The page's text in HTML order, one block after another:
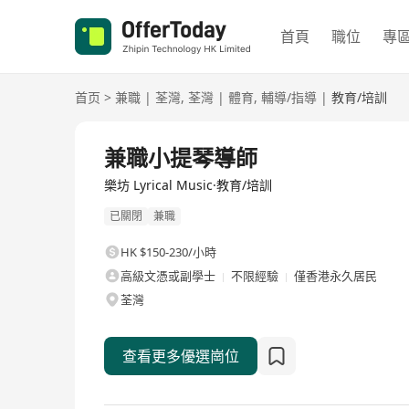
首頁 職位 專
首页 > 兼職 | 荃灣, 荃灣 | 體育, 輔導/指導 | 教育/培訓
兼職小提琴導師
樂坊 Lyrical Music·教育/培訓
已關閉 兼職
HK $150-230/小時
高級文憑或副學士
不限經驗
僅香港永久居民
荃灣
查看更多優選崗位